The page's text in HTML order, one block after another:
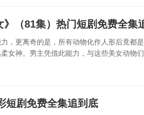
》（81集）热门短剧免费全集
，更离奇的是，所有动物化作人形后竟都
女神。男主凭借此能力，与这些美女动物
短剧免费全集追到底